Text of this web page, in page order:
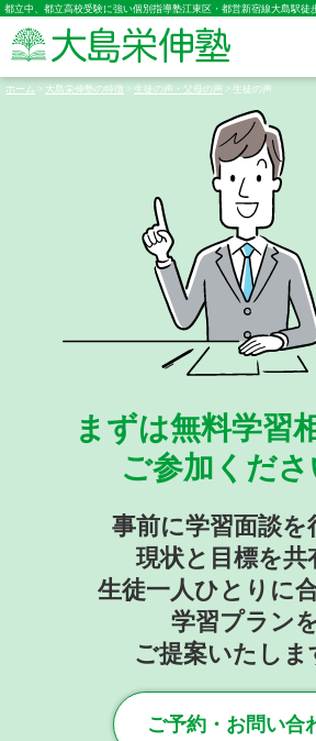
都立中、都立高校受験に強い個別指導塾江東区・都営新宿線大島駅徒
ホーム > 大島栄伸塾の特徴 > 生徒の声・父母の声 > 生徒の声
まずは無料学習
ご参加くださ
事前に学習面談を
現状と目標を共
生徒一人ひとりに
学習プラン
ご提案いたしま
ご予約・お問い合